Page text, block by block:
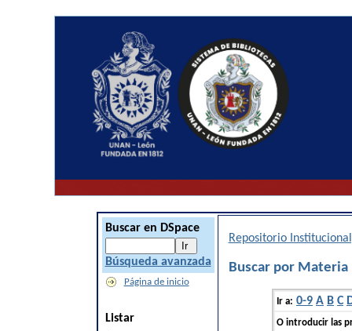
Buscar en DSpace
Búsqueda avanzada
Página de inicio
Listar
Repositorio
Buscar por Materia
Ir a: 0-9 A B C
O introducir las